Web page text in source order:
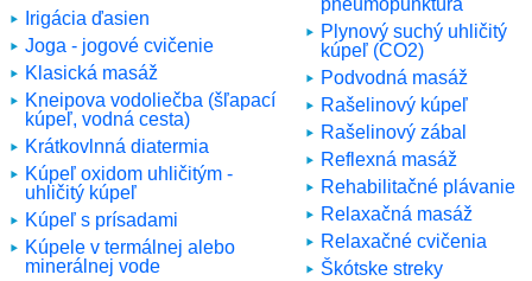
Irigácia ďasien
Joga - jogové cvičenie
Klasická masáž
Kneipova vodoliečba (šľapací
kúpeľ, vodná cesta)
Krátkovlnná diatermia
Kúpeľ oxidom uhličitým -
uhličitý kúpeľ
Kúpeľ s prísadami
Kúpele v termálnej alebo
minerálnej vode
pneumopunktúra
Plynový suchý uhličitý
kúpeľ (CO2)
Podvodná masáž
Rašelinový kúpeľ
Rašelinový zábal
Reflexná masáž
Rehabilitačné plávanie
Relaxačná masáž
Relaxačné cvičenia
Škótske streky